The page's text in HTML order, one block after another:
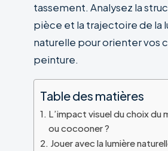
tassement. Analysez la
pièce et la trajectoire de la
naturelle pour orienter vos
peinture.
Table des matières
L’impact visuel du choix du
ou cocooner ?
Jouer avec la lumière